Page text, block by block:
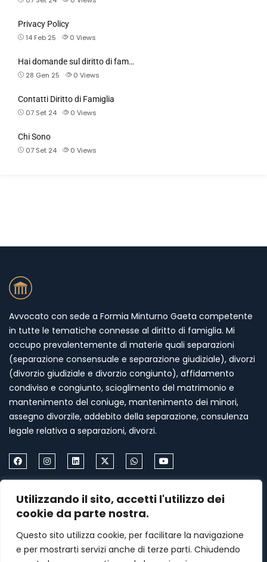
Utilizzando il sito, accetti l'utilizzo dei
cookie da parte nostra.
Questo sito utilizza cookie, per facilitare la navigazione
e per mostrarti servizi anche di terze parti. Chiudendo
Privacy Policy
14 Feb 25
0 Views
Hai domande sul diritto di fam…
28 Gen 25
0 Views
Contatti Diritto di Famiglia
07 Set 24
0 Views
Chi Sono
07 Set 24
0 Views
Avvocato con sede a Formia Minturno Gaeta competente
in tutte le tematiche connesse al diritto di famiglia. Mi
occupo prevalentemente di materie quali separazioni
(separazione consensuale e separazione giudiziale), divorzi
(divorzio giudiziale e divorzio congiunto), affidamento
condiviso e congiunto, scioglimento del matrimonio e
mantenimento del coniuge, mantenimento dei minori,
assegno divorzile, addebito della separazione, consulenza
legale relativa a separazioni, divorzi.
Come Contattarmi
Formia via Palazzo Condotto 18
+39 339 459 87 67
menasomma75@gmail.com